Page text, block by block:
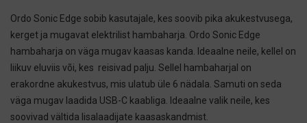
Ordo Sonic Edge sobib kasutajale, kes soovib pika akukestvusega,
kerget ja mugavat elektrilist hambaharja. Ordo Sonic Edge
hambaharja on väga mugav kaasas kanda. Ideaalne neile, kellel on
liikuv eluviis või, kes reisivad palju. Sellel hambaharjal on
erakordne akukestvus, mis ulatub üle 6 nädala. Samuti on seda
väga mugav laadida USB-C kaabliga. Ideaalne valik neile, kes
soovivad vältida lisalaadijate kaasaskandmist.